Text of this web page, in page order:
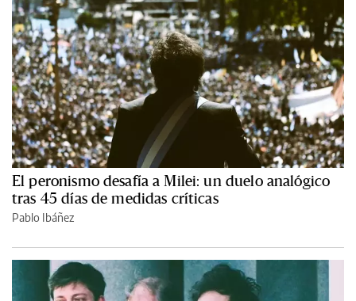
El peronismo desafía a Milei: un duelo analógico
tras 45 días de medidas críticas
Pablo Ibáñez